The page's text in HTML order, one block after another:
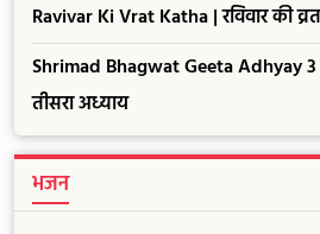
Ravivar Ki Vrat Katha | रविवार की
Shrimad Bhagwat Geeta Adhyay 3
तीसरा अध्याय
भजन